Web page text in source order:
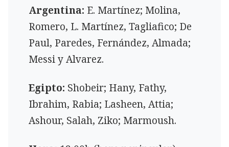
Argentina: E. Martínez; Molina,
Romero, L. Martínez, Tagliafico; De
Paul, Paredes, Fernández, Almada;
Messi y Alvarez.
Egipto: Shobeir; Hany, Fathy,
Ibrahim, Rabia; Lasheen, Attia;
Ashour, Salah, Ziko; Marmoush.